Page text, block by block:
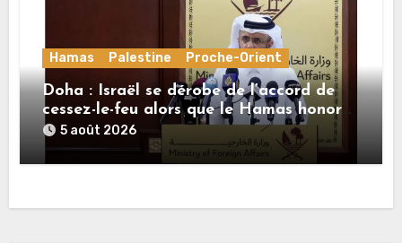
Hamas Palestine Proche-Orient
Doha : Israël se dérobe de l’accord de
cessez-le-feu alors que le Hamas honore
ses engagements
5 août 2026